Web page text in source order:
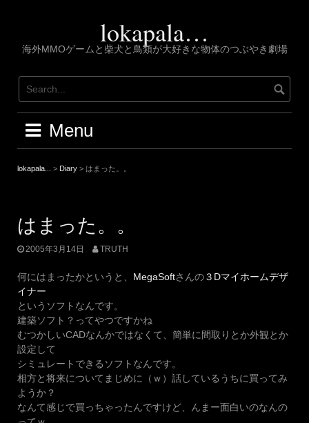
lokapala…
海外MMOゲームと柴犬と鳥類が大好きな物体のつぶやき劇場
Menu
lokapala... > Diary > はまった。。
はまった。。
2005年3月14日 TRUTH
何にはまったかというと、 MegaSoftさんの３Dマイホームデザ
イナー
というソフトなんです。
建築ソフト？ってやつですかね
むつかしいCADなんかではなくて、簡単に間取りとか外観とか
設定して
シミュレートできるソフトなんです。
相方と将来についてまじめに（ｗ）話しているうちに買ってみ
ようか？
なんて感じで買っちゃったんですけど、んまー面白いのなんの